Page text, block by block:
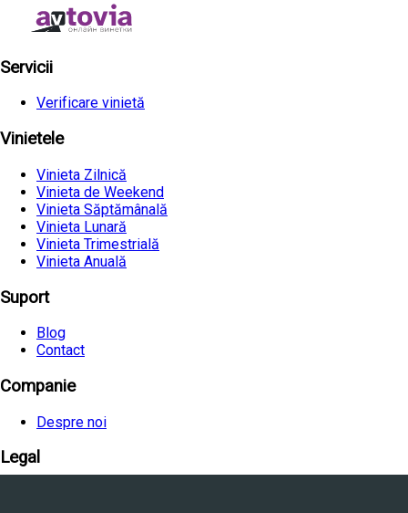
Servicii
Verificare vinietă
Vinietele
Vinieta Zilnică
Vinieta de Weekend
Vinieta Săptămânală
Vinieta Lunară
Vinieta Trimestrială
Vinieta Anuală
Suport
Blog
Contact
Companie
Despre noi
Legal